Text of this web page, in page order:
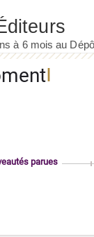
parues